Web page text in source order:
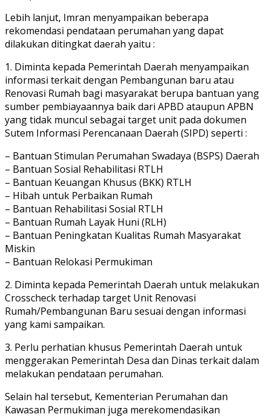
Lebih lanjut, Imran menyampaikan beberapa
rekomendasi pendataan perumahan yang dapat
dilakukan ditingkat daerah yaitu :
1. Diminta kepada Pemerintah Daerah menyampaikan
informasi terkait dengan Pembangunan baru atau
Renovasi Rumah bagi masyarakat berupa bantuan yang
sumber pembiayaannya baik dari APBD ataupun APBN
yang tidak muncul sebagai target unit pada dokumen
Sutem Informasi Perencanaan Daerah (SIPD) seperti :
– Bantuan Stimulan Perumahan Swadaya (BSPS) Daerah
– Bantuan Sosial Rehabilitasi RTLH
– Bantuan Keuangan Khusus (BKK) RTLH
– Hibah untuk Perbaikan Rumah
– Bantuan Rehabilitasi Sosial RTLH
– Bantuan Rumah Layak Huni (RLH)
– Bantuan Peningkatan Kualitas Rumah Masyarakat
Miskin
– Bantuan Relokasi Permukiman
2. Diminta kepada Pemerintah Daerah untuk melakukan
Crosscheck terhadap target Unit Renovasi
Rumah/Pembangunan Baru sesuai dengan informasi
yang kami sampaikan.
3. Perlu perhatian khusus Pemerintah Daerah untuk
menggerakan Pemerintah Desa dan Dinas terkait dalam
melakukan pendataan perumahan.
Selain hal tersebut, Kementerian Perumahan dan
Kawasan Permukiman juga merekomendasikan